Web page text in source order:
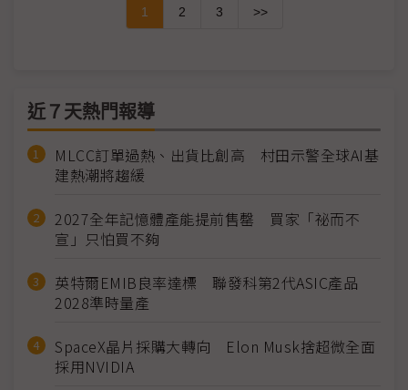
1 2 3 >>
近７天熱門報導
MLCC訂單過熱、出貨比創高 村田示警全球AI基
建熱潮將趨緩
2027全年記憶體產能提前售罄 買家「祕而不
宣」只怕買不夠
英特爾EMIB良率達標 聯發科第2代ASIC產品
2028準時量產
SpaceX晶片採購大轉向 Elon Musk捨超微全面
採用NVIDIA